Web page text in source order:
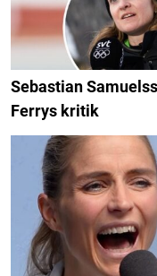
Sebastian
Ferrys kritik